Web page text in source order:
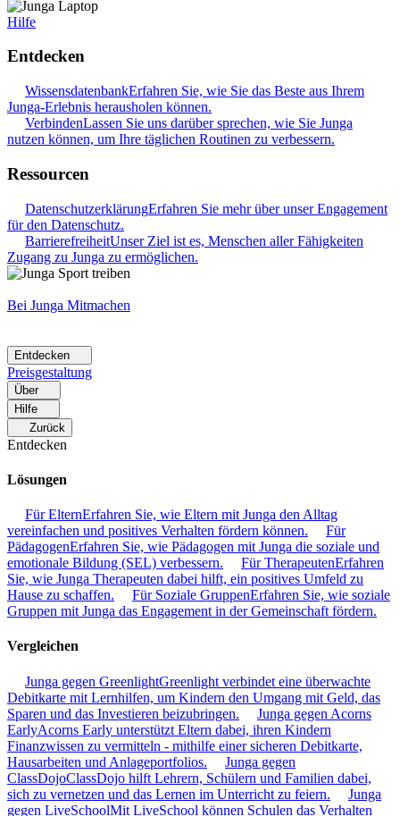
Hilfe
Entdecken
WissensdatenbankErfahren Sie, wie Sie das Beste aus Ihrem
Junga-Erlebnis herausholen können.
VerbindenLassen Sie uns darüber sprechen, wie Sie Junga
nutzen können, um Ihre täglichen Routinen zu verbessern.
Ressourcen
DatenschutzerklärungErfahren Sie mehr über unser Engagement
für den Datenschutz.
BarrierefreiheitUnser Ziel ist es, Menschen aller Fähigkeiten
Zugang zu Junga zu ermöglichen.
Bei Junga Mitmachen
Entdecken
Preisgestaltung
Über
Hilfe
Zurück
Entdecken
Lösungen
Für ElternErfahren Sie, wie Eltern mit Junga den Alltag
vereinfachen und positives Verhalten fördern können.
Für
PädagogenErfahren Sie, wie Pädagogen mit Junga die soziale und
emotionale Bildung (SEL) verbessern.
Für TherapeutenErfahren
Sie, wie Junga Therapeuten dabei hilft, ein positives Umfeld zu
Hause zu schaffen.
Für Soziale GruppenErfahren Sie, wie soziale
Gruppen mit Junga das Engagement in der Gemeinschaft fördern.
Vergleichen
Junga gegen GreenlightGreenlight verbindet eine überwachte
Debitkarte mit Lernhilfen, um Kindern den Umgang mit Geld, das
Sparen und das Investieren beizubringen.
Junga gegen Acorns
EarlyAcorns Early unterstützt Eltern dabei, ihren Kindern
Finanzwissen zu vermitteln - mithilfe einer sicheren Debitkarte,
Hausarbeiten und Anlageportfolios.
Junga gegen
ClassDojoClassDojo hilft Lehrern, Schülern und Familien dabei,
sich zu vernetzen und das Lernen im Unterricht zu feiern.
Junga
gegen LiveSchoolMit LiveSchool können Schulen das Verhalten